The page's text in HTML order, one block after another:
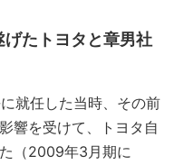
たトヨタと章男社
就任した当時、その前
響を受けて、トヨタ自
（2009年3月期に